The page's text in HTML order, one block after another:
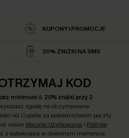
KUPONY I PROMOCJE
20% ZNIŻKI NA SMS
KOD
minimum& 20% zniżki przy 2
zgodę na otrzymywanie
od Cupshe za pośrednictwem poczty
naszeWarunki Użytkowania i Politykę
z subskrypcji w dowolnym momencie.